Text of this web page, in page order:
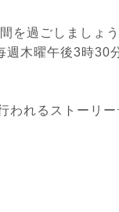
を過ごしましょ
木曜午後3時30
れるストーリ